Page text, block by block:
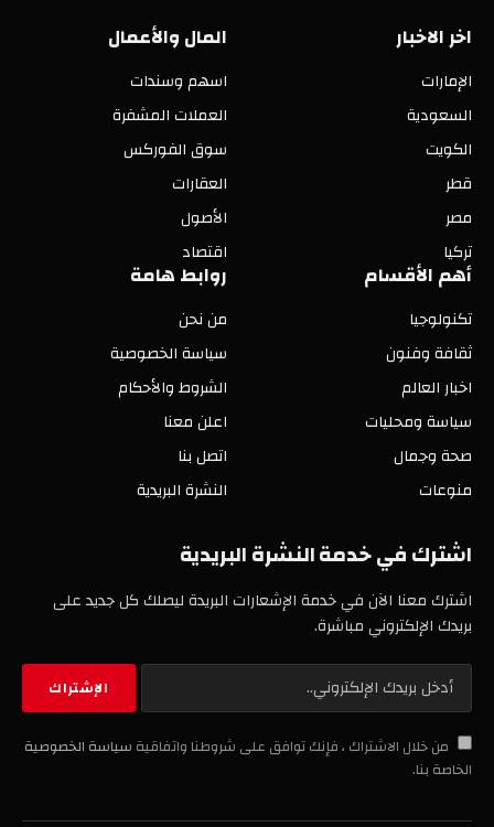
اخر الاخبار
الإمارات
السعودية
الكويت
قطر
مصر
تركيا
المال والأعمال
اسهم وسندات
العملات المشفرة
سوق الفوركس
العقارات
الأصول
اقتصاد
أهم الأقسام
تكنولوجيا
ثقافة وفنون
اخبار العالم
سياسة ومحليات
صحة وجمال
منوعات
روابط هامة
من نحن
سياسة الخصوصية
الشروط والأحكام
اعلن معنا
اتصل بنا
النشرة البريدية
اشترك في خدمة النشرة البريدية
اشترك معنا الآن في خدمة الإشعارات البريدة ليصلك كل جديد على
بريدك الإلكتروني مباشرة.
من خلال الاشتراك ، فإنك توافق على شروطنا واتفاقية سياسة الخصوصية
الخاصة بنا.